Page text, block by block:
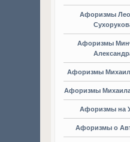
Афоризмы
Афоризмы
Афоризмы
Афоризмы
Афоризмы на
Афоризмы о